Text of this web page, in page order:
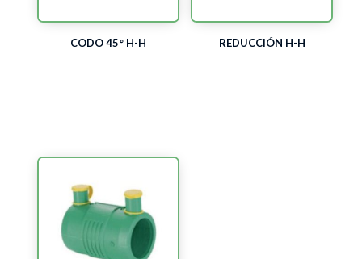
CODO 45° H-H REDUCCIÓN H-H